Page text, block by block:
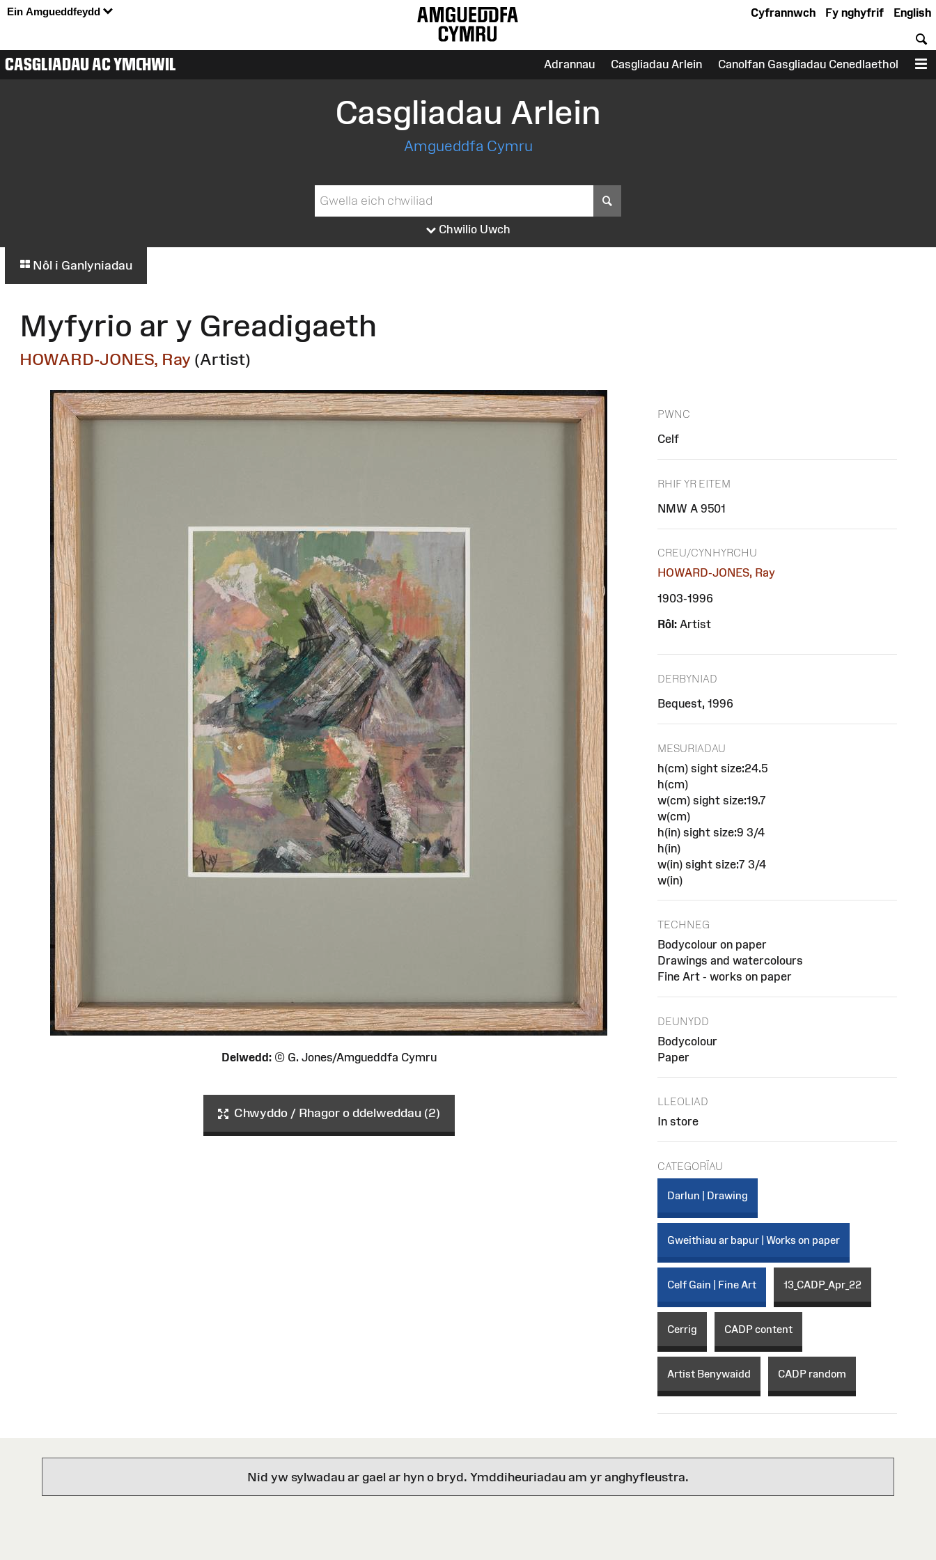
Ein Amgueddfeydd English
Fy nghyfrif
Cyfrannwch
CASGLIADAU AC YMCHWIL Adrannau Casgliadau Arlein Canolfan Gasgliadau Cenedlaethol
Casgliadau Arlein
Amgueddfa Cymru
Chwilio Uwch
Nôl i Ganlyniadau
Myfyrio ar y Greadigaeth
HOWARD-JONES, Ray (Artist)
Delwedd:© G. Jones/Amgueddfa Cymru
Chwyddo / Rhagor o ddelweddau (2)
PWNC
Celf
RHIF YR EITEM
NMW A 9501
CREU/CYNHYRCHU
HOWARD-JONES, Ray
1903-1996
Rôl: Artist
DERBYNIAD
Bequest, 1996
MESURIADAU
h(cm) sight size:24.5
h(cm)
w(cm) sight size:19.7
w(cm)
h(in) sight size:9 3/4
h(in)
w(in) sight size:7 3/4
w(in)
TECHNEG
Bodycolour on paper
Drawings and watercolours
Fine Art - works on paper
DEUNYDD
Bodycolour
Paper
LLEOLIAD
In store
CATEGORÏAU
Darlun | Drawing
Gweithiau ar bapur | Works on paper
Celf Gain | Fine Art 13_CADP_Apr_22
Cerrig CADP content
Artist Benywaidd CADP random
Nid yw sylwadau ar gael ar hyn o bryd. Ymddiheuriadau am yr anghyfleustra.